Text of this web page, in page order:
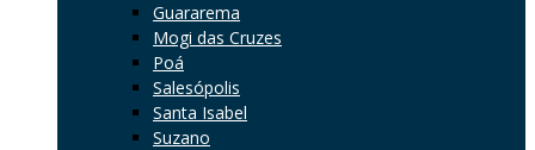
Guararema
Mogi das Cruzes
Poá
Salesópolis
Santa Isabel
Suzano